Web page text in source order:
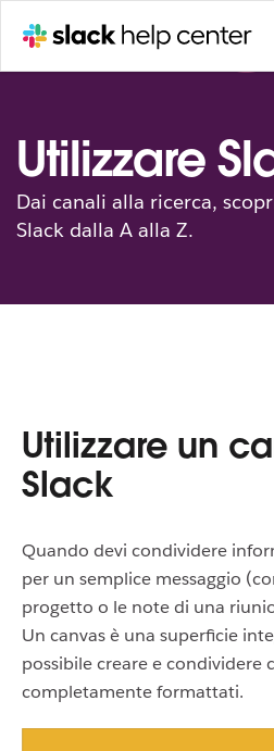
Utilizzare
Dai canali alla ricerca,
Slack dalla A alla Z.
Utilizzare un
Slack
Quando devi condividere
per un semplice messaggio
progetto o le note di una
Un canvas è una superficie
possibile creare e condividere
completamente formattati.